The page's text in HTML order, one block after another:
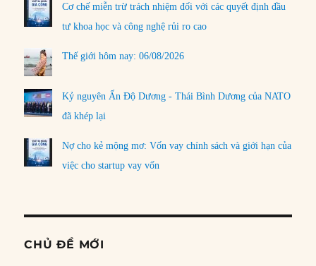
Cơ chế miễn trừ trách nhiệm đối với các quyết định đầu
tư khoa học và công nghệ rủi ro cao
Thế giới hôm nay: 06/08/2026
Kỷ nguyên Ấn Độ Dương - Thái Bình Dương của NATO
đã khép lại
Nợ cho kẻ mộng mơ: Vốn vay chính sách và giới hạn của
việc cho startup vay vốn
CHỦ ĐỀ MỚI